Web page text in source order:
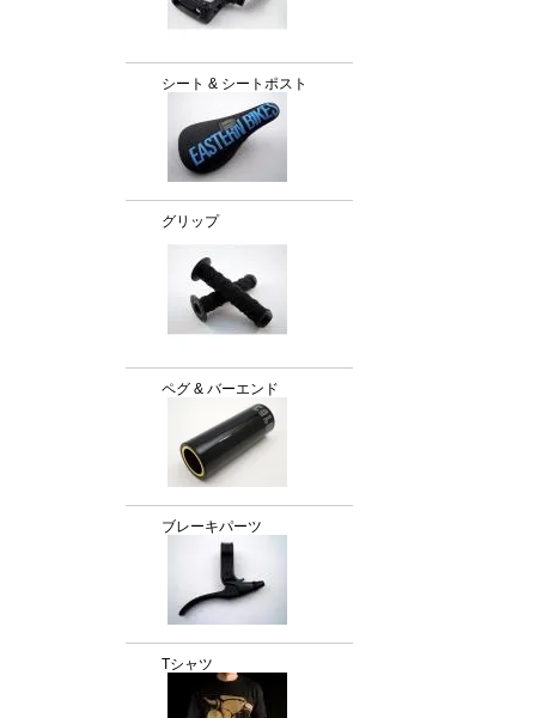
シート & シートポスト
グリップ
ペグ & バーエンド
ブレーキパーツ
Tシャツ